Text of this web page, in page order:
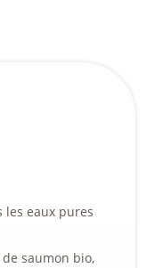
les eaux pures
saumon bio,